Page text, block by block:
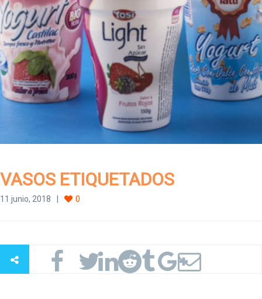
VASOS ETIQUETADOS
11 junio, 2018 0